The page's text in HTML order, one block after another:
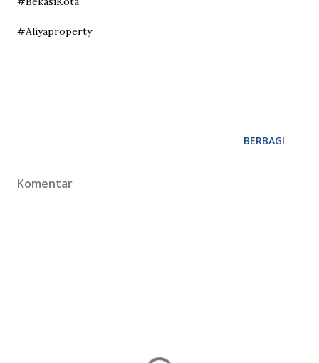
#Aliyaproperty
BERBAGI
Komentar